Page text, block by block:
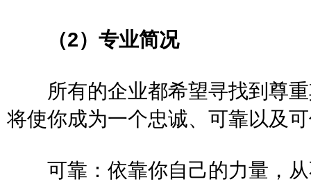
（2）专业简况
所有的企业都希望寻找到尊重
将使你成为一个忠诚、可靠以
可靠：依靠你自己的力量，从